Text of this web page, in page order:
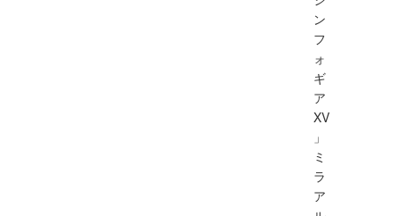
ン
フ
ォ
ギ
ア
XV
」
ミ
ラ
ア